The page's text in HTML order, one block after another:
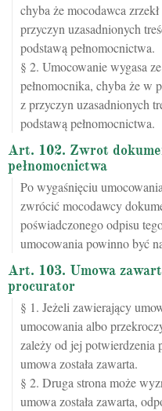
chyba że mocodawca
przyczyn uzasadnionych
podstawą pełnomocnictwa.
§ 2. Umocowanie wygasa
pełnomocnika, chyba że w
z przyczyn uzasadnionych
podstawą pełnomocnictwa.
Art. 102. Zwrot
pełnomocnictwa
Po wygaśnięciu
zwrócić mocodawcy
poświadczonego odpisu
umocowania powinno być
Art. 103. Umowa
procurator
§ 1. Jeżeli zawierający
umocowania albo
zależy od jej potwierdzenia
umowa została zawarta.
§ 2. Druga strona może
umowa została zawarta,